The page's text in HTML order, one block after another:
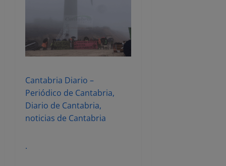
Cantabria Diario –
Periódico de Cantabria,
Diario de Cantabria,
noticias de Cantabria
.